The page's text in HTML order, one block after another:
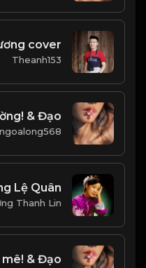
cover
Theanh153
ngoalong568
Thanh Lin